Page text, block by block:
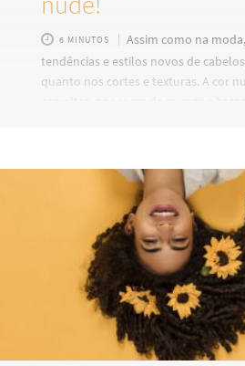
6 MINUTOS
Assim como na
tendências e estilos novos de
quanto nos cortes e texturas. A cor
esmaltes, nas cores de roupas e
a cabeça das famosas de Hollywood,
deste post! Cabelo